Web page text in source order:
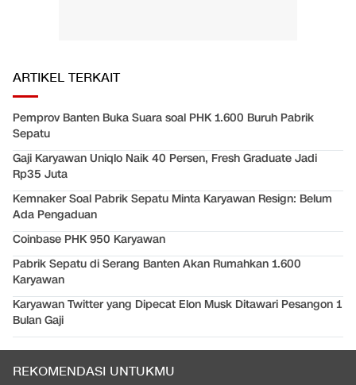
ARTIKEL TERKAIT
Pemprov Banten Buka Suara soal PHK 1.600 Buruh Pabrik
Sepatu
Gaji Karyawan Uniqlo Naik 40 Persen, Fresh Graduate Jadi
Rp35 Juta
Kemnaker Soal Pabrik Sepatu Minta Karyawan Resign: Belum
Ada Pengaduan
Coinbase PHK 950 Karyawan
Pabrik Sepatu di Serang Banten Akan Rumahkan 1.600
Karyawan
Karyawan Twitter yang Dipecat Elon Musk Ditawari Pesangon 1
Bulan Gaji
REKOMENDASI UNTUKMU